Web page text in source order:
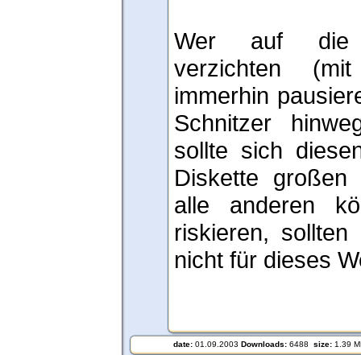
Wer auf die
verzichten
immerhin
Schnitzer
sollte sich
Diskette großen
alle anderen
riskieren,
nicht für dieses
date: 01.09.2003 Downloads: 6488 size: 1.39